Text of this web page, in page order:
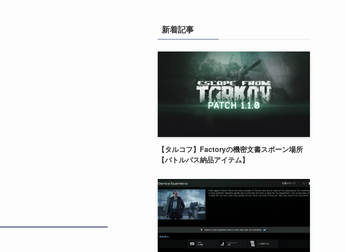
新着記事
【タルコフ】Factoryの機密文書スポーン場所
【バトルパス納品アイテム】